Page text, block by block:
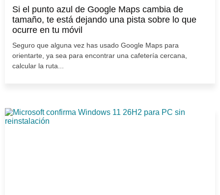
Si el punto azul de Google Maps cambia de
tamaño, te está dejando una pista sobre lo que
ocurre en tu móvil
Seguro que alguna vez has usado Google Maps para
orientarte, ya sea para encontrar una cafetería cercana,
calcular la ruta...